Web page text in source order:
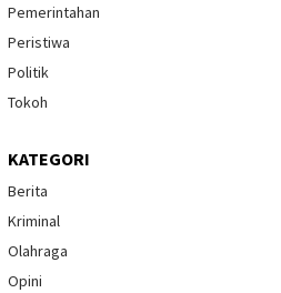
Pemerintahan
Peristiwa
Politik
Tokoh
KATEGORI
Berita
Kriminal
Olahraga
Opini